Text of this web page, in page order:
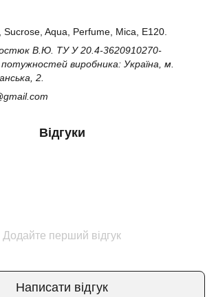
Aqua, Perfume, Mica, Е120.
В.Ю. ТУ У 20.4-3620910270-
виробника: Україна, м.
2.
Відгуки
Додайте перший відгук
Написати відгук